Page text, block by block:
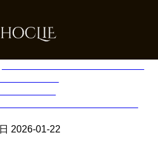
2026-01-22